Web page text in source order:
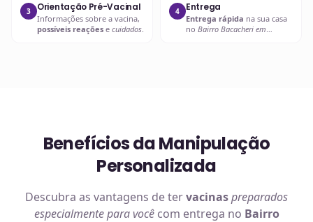
3 Orientação Pré-Vacinal
Informações sobre a vacina,
possíveis reações e cuidados.
4 Entrega
Entrega rápida na sua casa
no Bairro Bacacheri em
Benefícios da Manipulação
Personalizada
Descubra as vantagens de tervacinaspreparados
especialmente para vocêcom entrega no Bairro